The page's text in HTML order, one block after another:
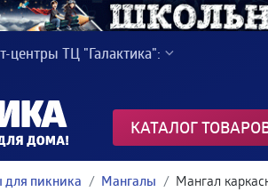
центры ТЦ "Галактика":
КАТАЛОГ
для пикника Мангалы Мангал